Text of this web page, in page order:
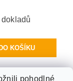
pohodlné